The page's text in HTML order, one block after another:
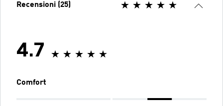
Recensioni (25)
4.7
Comfort